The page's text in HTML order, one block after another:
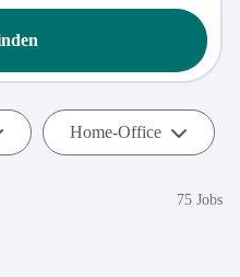
Home-Office
75 Jobs